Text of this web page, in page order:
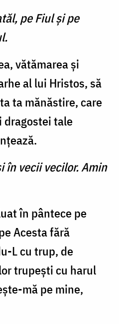
pe Fiul şi pe
vătămarea şi
al lui Hristos, să
ta mănăstire, care
dragostei tale
în vecii vecilor. Amin
în pântece pe
Acesta fără
L cu trup, de
trupeşti cu harul
mă pe mine,